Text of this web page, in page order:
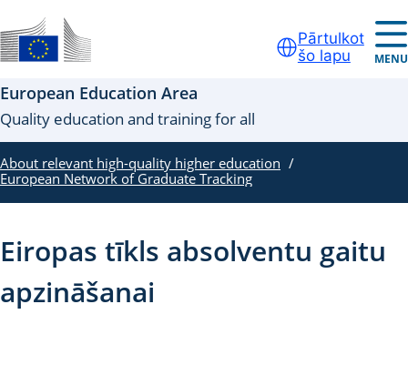
Oficiāla ES tīmekļa vietne
Pārtulkot
šo lapu
MENU
European Education Area
Quality education and training for all
About relevant high-quality higher education
European Network of Graduate Tracking
Eiropas tīkls absolventu gaitu
apzināšanai